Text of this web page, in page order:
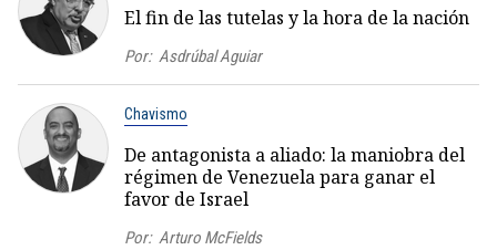
El fin de las tutelas y la hora de la nación
Por: Asdrúbal Aguiar
Chavismo
De antagonista a aliado: la maniobra del
régimen de Venezuela para ganar el
favor de Israel
Por: Arturo McFields